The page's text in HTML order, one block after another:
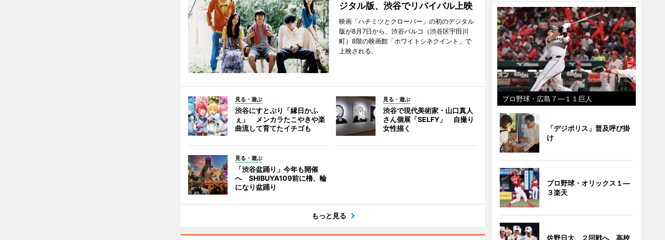
ジタル版、渋谷でリバイバル上映
映画「ハチミツとクローバー」の初のデジタル
版が8月7日から、渋谷パルコ（渋谷区宇田川
町）8階の映画館「ホワイトシネクイント」で
上映される。
見る・遊ぶ
渋谷にすとぷり「縁日かふ
ぇ」 メンカラたこやきや楽
曲流して育てたイチゴも
見る・遊ぶ
渋谷で現代美術家・山口真人
さん個展「SELFY」 自撮り
女性描く
見る・遊ぶ
「渋谷盆踊り」今年も開催
へ SHIBUYA109前に櫓、輪
になり盆踊り
もっと見る
プロ野球・広島７―１１巨人
「デジポリス」普及呼び掛
け
プロ野球・オリックス１―
３楽天
佐野日大、２回戦へ 高校